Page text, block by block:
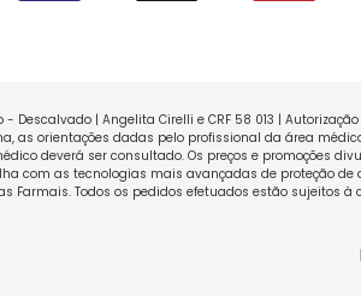
- Descalvado | Angelita Cirelli e CRF 58 013 |
as orientações dadas pelo profissional da área
deverá ser consultado. Os preços e promoções
com as tecnologias mais avançadas de proteção
Todos os pedidos efetuados estão sujeitos